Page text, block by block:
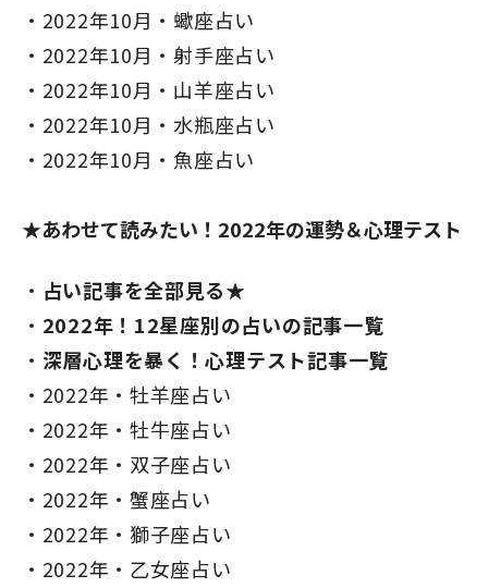
2022年10月・蠍座占い
2022年10月・射手座占い
2022年10月・山羊座占い
2022年10月・水瓶座占い
2022年10月・魚座占い
★あわせて読みたい！2022年の運勢＆心理テスト
占い記事を全部見る★
2022年！12星座別の占いの記事一覧
深層心理を暴く！心理テスト記事一覧
2022年・牡羊座占い
2022年・牡牛座占い
2022年・双子座占い
2022年・蟹座占い
2022年・獅子座占い
2022年・乙女座占い